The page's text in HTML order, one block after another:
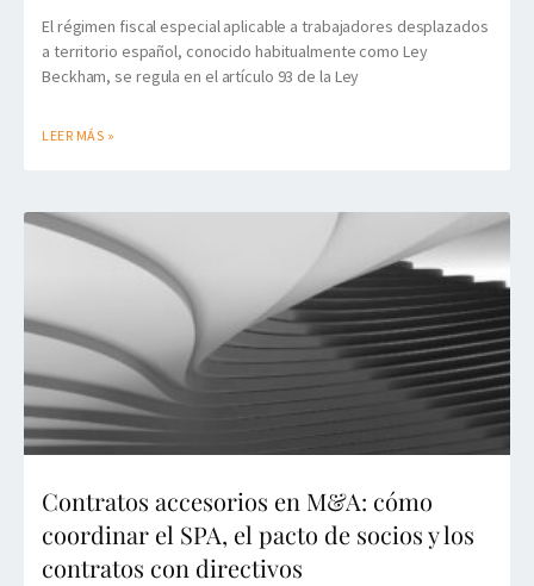
El régimen fiscal especial aplicable a trabajadores desplazados
a territorio español, conocido habitualmente como Ley
Beckham, se regula en el artículo 93 de la Ley
LEER MÁS »
Contratos accesorios en M&A: cómo
coordinar el SPA, el pacto de socios y los
contratos con directivos